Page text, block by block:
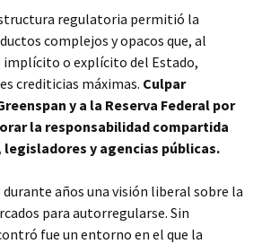
regulatoria permitió la
complejos y opacos que, al
o explícito del Estado,
crediticias máximas. Culpar
y a la Reserva Federal por
la responsabilidad compartida
y agencias públicas.
años una visión liberal sobre la
para autorregularse. Sin
fue un entorno en el que la